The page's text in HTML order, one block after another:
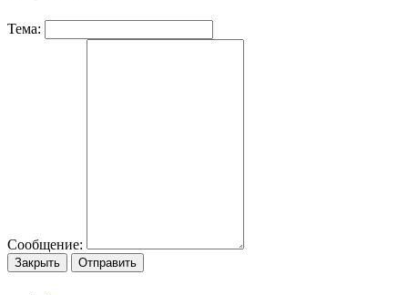
Тема:
Сообщение:
Закрыть Отправить